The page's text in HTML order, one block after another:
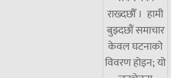
राख्दछौँ । हामी
बुझ्दछौं समाचार
केवल घटनाको
विवरण होइन; यो